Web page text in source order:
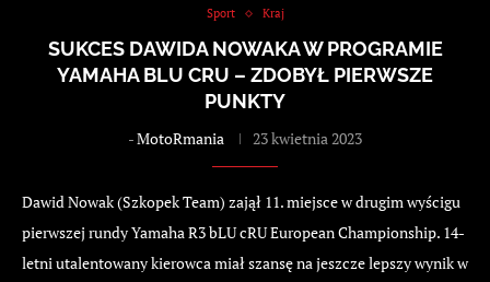
Sport Kraj
SUKCES DAWIDA NOWAKA W PROGRAMIE
YAMAHA BLU CRU – ZDOBYŁ PIERWSZE
PUNKTY
-MotoRmania 23 kwietnia 2023
Dawid Nowak (Szkopek Team) zajął 11. miejsce w drugim wyścigu
pierwszej rundy Yamaha R3 bLU cRU European Championship. 14-
letni utalentowany kierowca miał szansę na jeszcze lepszy wynik w